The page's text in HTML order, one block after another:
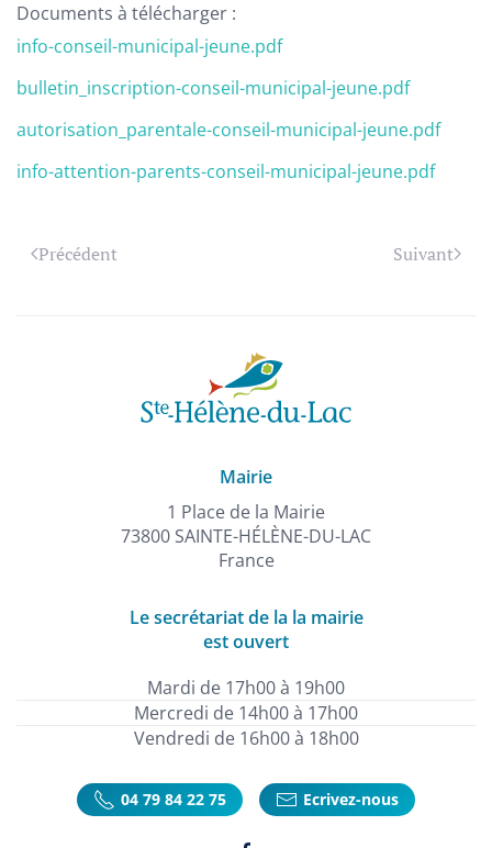
Documents à télécharger :
info-conseil-municipal-jeune.pdf
bulletin_inscription-conseil-municipal-jeune.pdf
autorisation_parentale-conseil-municipal-jeune.pdf
info-attention-parents-conseil-municipal-jeune.pdf
Précédent Suivant
Mairie
1 Place de la Mairie
73800 SAINTE-HÉLÈNE-DU-LAC
France
Le secrétariat de la la mairie
est ouvert
Mardi de 17h00 à 19h00
Mercredi de 14h00 à 17h00
Vendredi de 16h00 à 18h00
04 79 84 22 75 Ecrivez-nous